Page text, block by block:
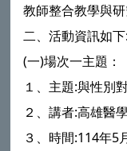
教師整合教學與研
二、活動資訊如下:
(一)場次一主題：
１、主題:與性別
２、講者:高雄醫
３、時間:114年5